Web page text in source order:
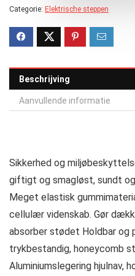
Categorie: Elektrische steppen
Beschrijving
Aanvullende informatie
Sikkerhed og
giftigt og smagløst, sundt
Meget elastisk
cellulær videnskab. Gør
absorber stødet Holdbar og
trykbestandig, honeycomb
Aluminiumslegering hjulnav,